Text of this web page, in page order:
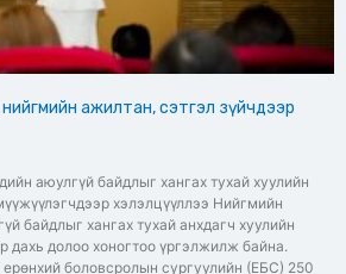
нийгмийн ажилтан, сэтгэл зүйчдээр
аюулгүй байдлыг хангах тухай хуулийн
хэлэлцүүллээ Нийгмийн
байдлыг хангах тухай анхдагч хуулийн
дахь долоо хоногтоо үргэлжилж байна.
боловсролын сургуулийн (ЕБС) 250